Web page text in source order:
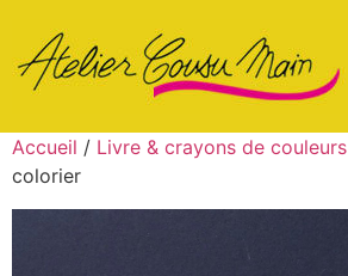
Accueil / Livre & crayons de couleurs
colorier